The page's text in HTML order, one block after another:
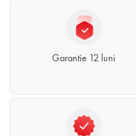
Garantie 12 luni